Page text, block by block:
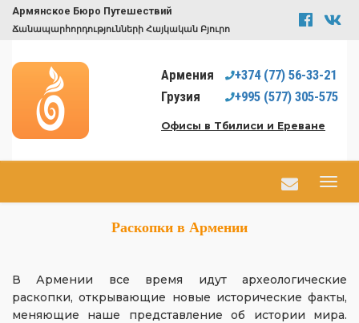
Армянское Бюро Путешествий
Ճանապարհորդությունների Հայկական Բյուրո
Армения +374 (77) 56-33-21
Грузия
+995 (577) 305-575
Офисы в Тбилиси и Ереване
Раскопки в Армении
В Армении все время идут археологические
раскопки, открывающие новые исторические факты,
меняющие наше представление об истории мира.